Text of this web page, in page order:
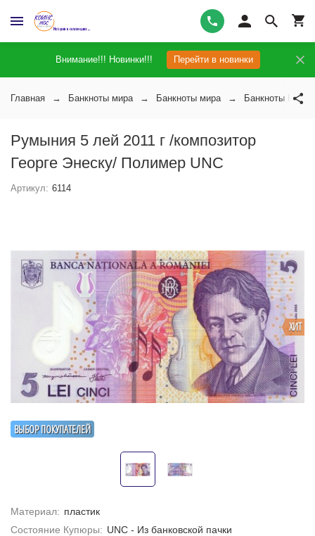
Внимание!!! Новинки!!! Перейти в новинки
Главная Банкноты мира Банкноты мира Банкноты
Румыния 5 лей 2011 г /композитор
Георге Энеску/ Полимер UNC
Артикул: 6114
ВЫБОР ПОКУПАТЕЛЕЙ
ХИТ
Материал: пластик
Состояние Купюры: UNC - Из банковской пачки